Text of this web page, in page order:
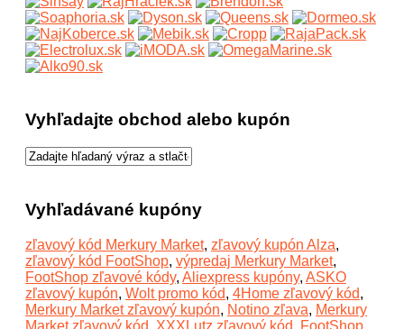
Vyhľadajte obchod alebo kupón
Vyhľadávané kupóny
zľavový kód Merkury Market, zľavový kupón Alza,
zľavový kód FootShop, výpredaj Merkury Market,
FootShop zľavové kódy, Aliexpress kupóny, ASKO
zľavový kupón, Wolt promo kód, 4Home zľavový kód,
Merkury Market zľavový kupón, Notino zľava, Merkury